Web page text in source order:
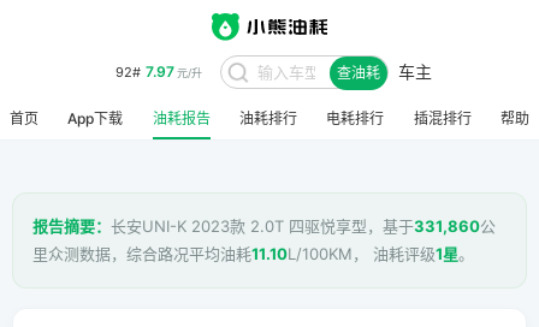
92# 7.97元/升 查油耗 车主
首页 App下载 油耗报告 油耗排行 电耗排行 插混排行 帮助
报告摘要： 长安UNI-K 2023款 2.0T 四驱悦享型，基于331,860公
里众测数据，综合路况平均油耗11.10L/100KM， 油耗评级1星。